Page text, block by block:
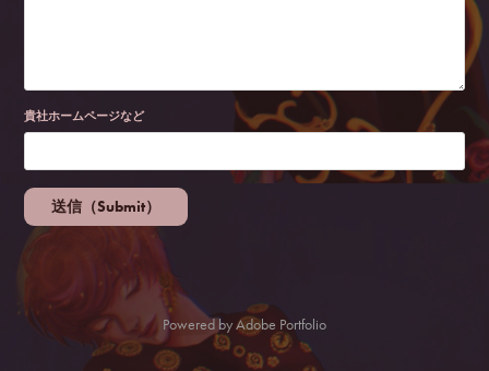
貴社ホームページなど
送信（Submit）
Powered byAdobe Portfolio